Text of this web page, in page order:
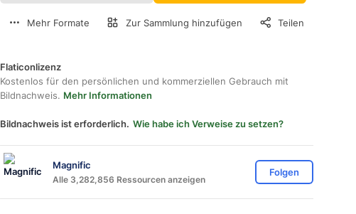
Mehr Formate Zur Sammlung hinzufügen Teilen
Flaticonlizenz
Kostenlos für den persönlichen und kommerziellen Gebrauch mit
Bildnachweis. Mehr Informationen
Bildnachweis ist erforderlich. Wie habe ich Verweise zu setzen?
Magnific
Alle 3,282,856 Ressourcen anzeigen
Folgen